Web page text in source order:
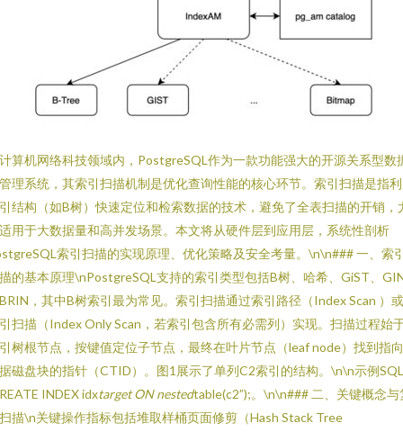
算机网络科技领域内，PostgreSQL作为一款功能强大的开源关系型数
理系统，其索引扫描机制是优化查询性能的核心环节。索引扫描是指
结构（如B树）快速定位和检索数据的技术，避免了全表扫描的开销，
用于大数据量和高并发场景。本文将从硬件层到应用层，系统性剖析
索引扫描的实现原理、优化策略及安全考量。\n\n### 一、索
的基本原理\nPostgreSQL支持的索引类型包括B树、哈希、GiST、
，其中B树索引最为常见。索引扫描通过索引路径（Index Scan ）
扫描（Index Only Scan，若索引包含所有必需列）实现。扫描过程始
树根节点，按键值定位子节点，最终在叶片节点（leaf node）找到指
磁盘块的指针（CTID）。图1展示了单列C2索引的结构。\n\n示例
INDEX idxtarget ON nestedtable(c2”);。\n\n### 二、关键概念与
描\n关键操作指标包括堆取样桶页面修剪（Hash Stack Tree